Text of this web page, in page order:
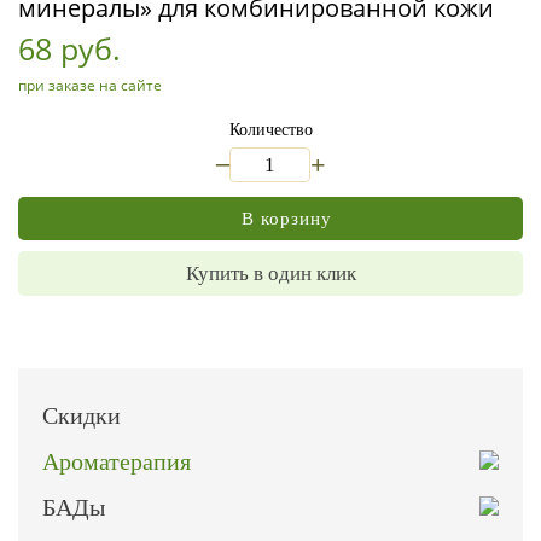
Скидки
Ароматерапия
БАДы
минералы» для комбинированной кожи
68 руб.
при заказе на сайте
Количество
+
В корзину
Купить в один клик